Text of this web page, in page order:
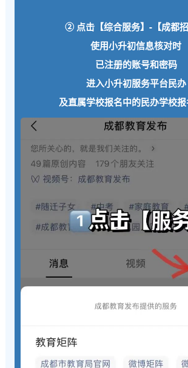
② 点击【综合服务】-【成都招
使用小升初信息核对时
已注册的账号和密码
进入小升初服务平台民办
及直属学校报名中的民办学校